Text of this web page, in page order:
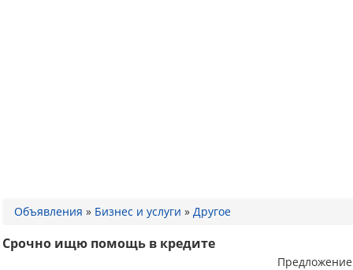
Объявления » Бизнес и услуги » Другое
Срочно ищю помощь в кредите
Предложение